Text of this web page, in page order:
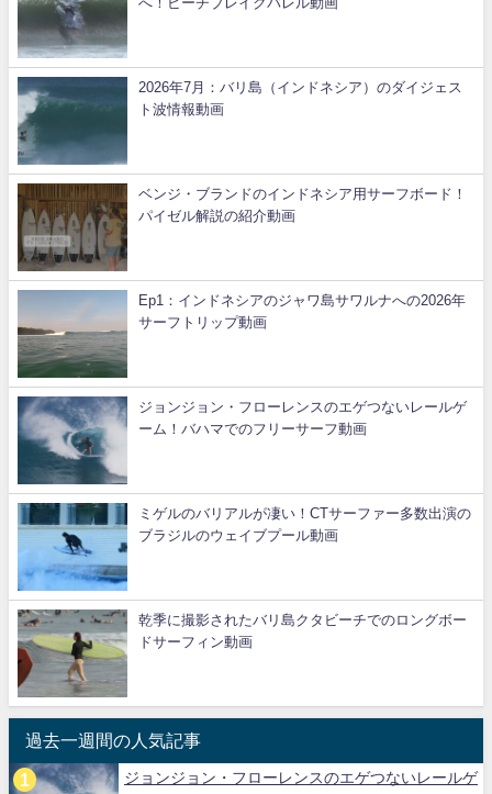
2026年7月：バリ島（インドネシア）のダイジェス
ト波情報動画
ベンジ・ブランドのインドネシア用サーフボード！
パイゼル解説の紹介動画
Ep1：インドネシアのジャワ島サワルナへの2026年
サーフトリップ動画
ジョンジョン・フローレンスのエゲつないレールゲ
ーム！バハマでのフリーサーフ動画
ミゲルのバリアルが凄い！CTサーファー多数出演の
ブラジルのウェイブプール動画
乾季に撮影されたバリ島クタビーチでのロングボー
ドサーフィン動画
過去一週間の人気記事
ジョンジョン・フローレンスのエゲつないレールゲ